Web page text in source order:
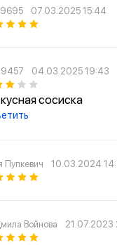
07.03.2025 15:44
04.03.2025 19:43
сосиска
Пупкевич 10.03.2024
Войнова 21.07.2023